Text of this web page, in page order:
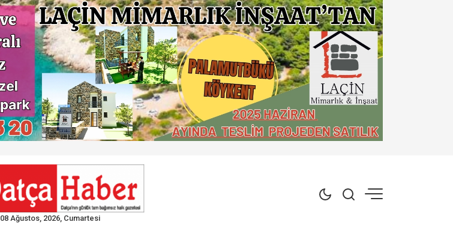
08 Ağustos, 2026, Cumartesi